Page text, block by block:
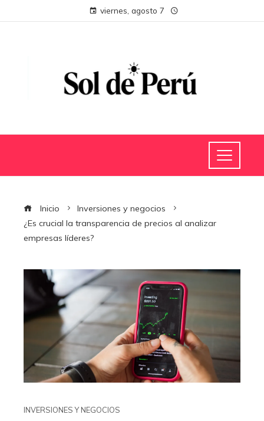
viernes, agosto 7
Inicio
Inversiones y negocios
¿Es crucial la transparencia de precios al analizar
empresas líderes?
INVERSIONES Y NEGOCIOS